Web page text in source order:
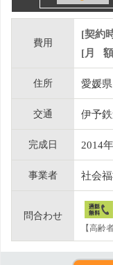
費用
[契約
[月
住所 愛媛
交通 伊予
完成日 2014
事業者 社会
問合わせ
【高齢